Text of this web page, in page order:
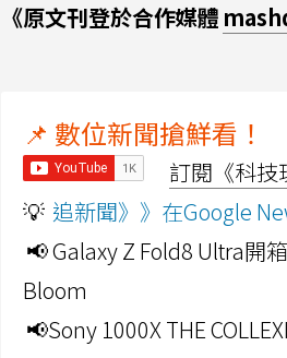
《原文刊登於合作媒體
📌 數位新聞搶鮮看！
訂閱《科技
💡 追新聞》》在Google
📢 Galaxy Z Fold8 Ultra開
Bloom
📢Sony 1000X THE